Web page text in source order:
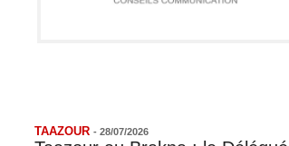
TAAZOUR - 28/07/2026